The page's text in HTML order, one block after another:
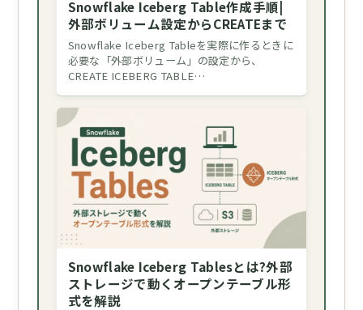
Snowflake Iceberg Table作成手順|
外部ボリューム設定からCREATEまで
Snowflake Iceberg Tableを実際に作るときに
必要な「外部ボリューム」の設定から、
CREATE ICEBERG TABLE…
Snowflake Iceberg Tablesとは?外部
ストレージで動くオープンテーブル形
式を解説